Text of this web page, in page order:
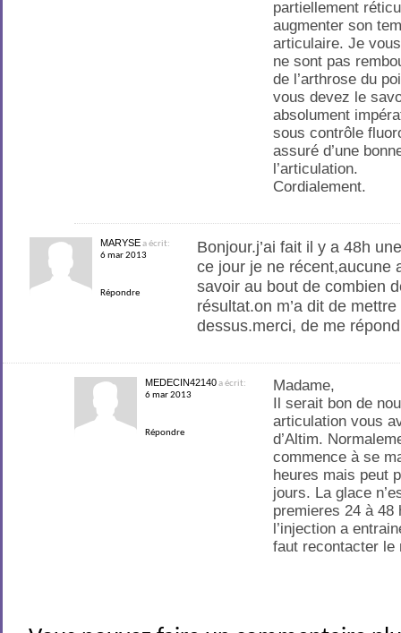
partiellement
augmenter son
articulaire. Je
ne sont pas
de l’arthrose du
vous devez le
absolument
sous contrôle
assuré d’une
l’articulation.
Cordialement.
MARYSEa écrit:
6 mar 2013
Répondre
Bonjour.j’ai fait il y a 48h
ce jour je ne récent,aucune
savoir au bout de combien
résultat.on m’a dit de
dessus.merci, de me
MEDECIN42140a écrit:
6 mar 2013
Répondre
Madame,
Il serait bon de
articulation vous
d’Altim.
commence à se
heures mais peut
jours. La glace
premieres 24 à 48
l’injection a
faut recontacter le